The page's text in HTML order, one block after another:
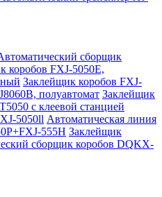
сборщик
коробов FXJ-5050E,
Заклейщик коробов FXJ-
полуавтомат Заклейщик
с клеевой станцией
5050ll Автоматическая линия
555H Заклейщик
сборщик коробов DQKX-